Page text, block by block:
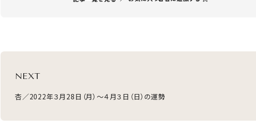
NEXT
杏／2022年３月28日（月）～４月３日（日）の運勢